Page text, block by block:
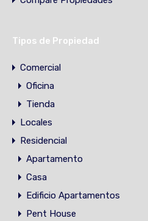
Tipos de Propiedad
Comercial
Oficina
Tienda
Locales
Residencial
Apartamento
Casa
Edificio Apartamentos
Pent House